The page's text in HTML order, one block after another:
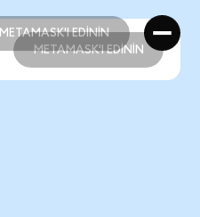
METAMASK'I EDİNİN
METAMASK'I EDİNİN
METAMASK'I EDİNİN